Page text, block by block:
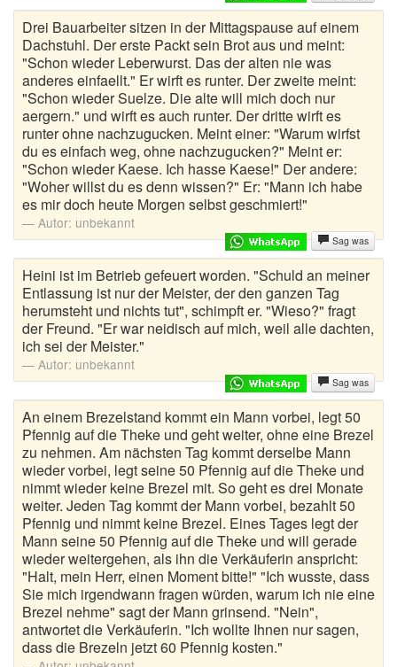
Deutsche Witze
Drogen Witze
Dumme Witze
Egal wie Witze
Elefanten Witze
Familienwitze
Flachwitze
Frauenwitze
Fritzchen Witze
Fussballwitze
Geile Witze
Geschichte Witze
Handysprüche
Harald Schmidt Witze
Himmelwitze
Jägerwitze
Juristen Witze
Drei Bauarbeiter sitzen in der Mittagspause auf einem
Dachstuhl. Der erste Packt sein Brot aus und meint:
"Schon wieder Leberwurst. Das der alten nie was
anderes einfaellt." Er wirft es runter. Der zweite meint:
"Schon wieder Suelze. Die alte will mich doch nur
aergern." und wirft es auch runter. Der dritte wirft es
runter ohne nachzugucken. Meint einer: "Warum wirfst
du es einfach weg, ohne nachzugucken?" Meint er:
"Schon wieder Kaese. Ich hasse Kaese!" Der andere:
"Woher willst du es denn wissen?" Er: "Mann ich habe
es mir doch heute Morgen selbst geschmiert!"
Autor: unbekannt
Sag was
Heini ist im Betrieb gefeuert worden. "Schuld an meiner
Entlassung ist nur der Meister, der den ganzen Tag
herumsteht und nichts tut", schimpft er. "Wieso?" fragt
der Freund. "Er war neidisch auf mich, weil alle dachten,
ich sei der Meister."
Autor: unbekannt
Sag was
An einem Brezelstand kommt ein Mann vorbei, legt 50
Pfennig auf die Theke und geht weiter, ohne eine Brezel
zu nehmen. Am nächsten Tag kommt derselbe Mann
wieder vorbei, legt seine 50 Pfennig auf die Theke und
nimmt wieder keine Brezel mit. So geht es drei Monate
weiter. Jeden Tag kommt der Mann vorbei, bezahlt 50
Pfennig und nimmt keine Brezel. Eines Tages legt der
Mann seine 50 Pfennig auf die Theke und will gerade
wieder weitergehen, als ihn die Verkäuferin anspricht:
"Halt, mein Herr, einen Moment bitte!" "Ich wusste, dass
Sie mich irgendwann fragen würden, warum ich nie eine
Brezel nehme" sagt der Mann grinsend. "Nein",
antwortet die Verkäuferin. "Ich wollte Ihnen nur sagen,
dass die Brezeln jetzt 60 Pfennig kosten."